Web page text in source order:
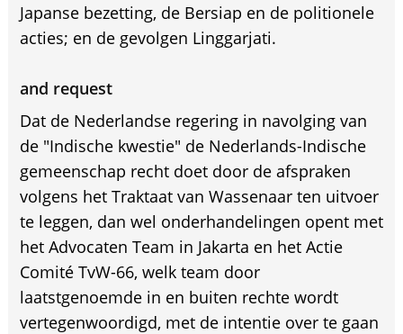
Japanse bezetting, de Bersiap en de politionele
acties; en de gevolgen Linggarjati.
and request
Dat de Nederlandse regering in navolging van
de "Indische kwestie" de Nederlands-Indische
gemeenschap recht doet door de afspraken
volgens het Traktaat van Wassenaar ten uitvoer
te leggen, dan wel onderhandelingen opent met
het Advocaten Team in Jakarta en het Actie
Comité TvW-66, welk team door
laatstgenoemde in en buiten rechte wordt
vertegenwoordigd, met de intentie over te gaan